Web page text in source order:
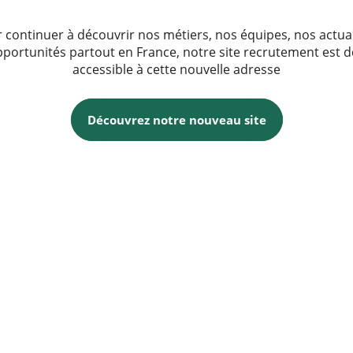
continuer à découvrir nos métiers, nos équipes, nos
partout en France, notre site recrutement est
accessible à cette nouvelle adresse
Découvrez notre nouveau site